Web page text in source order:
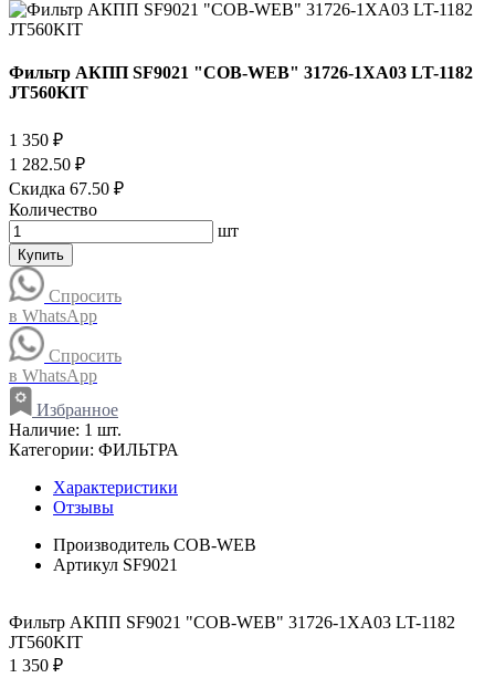
Фильтр АКПП SF9021 "COB-WEB" 31726-1XA03 LT-1182
JT560KIT
1 350 ₽
1 282.50 ₽
Скидка 67.50 ₽
Количество
шт
Купить
Спросить
в WhatsApp
Спросить
в WhatsApp
Избранное
Наличие: 1 шт.
Категории: ФИЛЬТРА
Характеристики
Отзывы
Производитель COB-WEB
Артикул SF9021
Фильтр АКПП SF9021 "COB-WEB" 31726-1XA03 LT-1182
JT560KIT
1 350 ₽